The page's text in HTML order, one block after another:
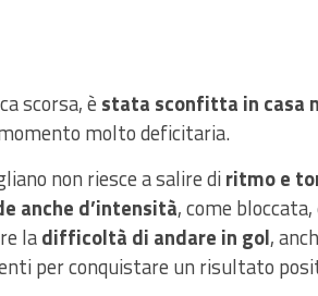
scorsa, è stata sconfitta in casa
molto deficitaria.
non riesce a salire diritmo e
anche d’intensità, come
ladifficoltà di andare in gol,
per conquistare un risultato